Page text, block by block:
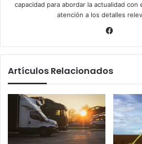
capacidad para abordar la actualidad
atención a los detalles
Artículos Relacionados